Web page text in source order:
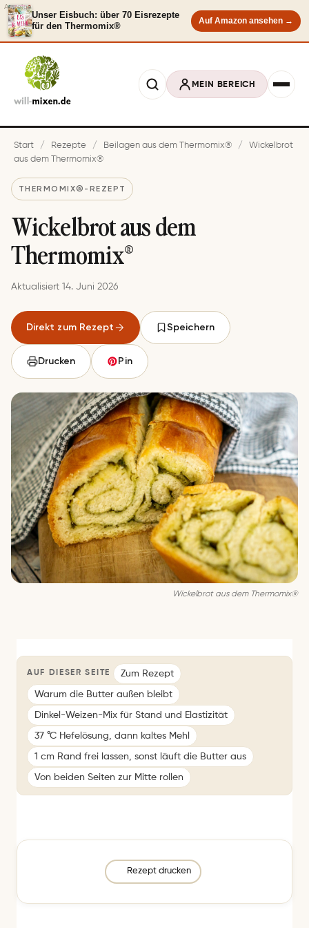
Anzeige
Unser Eisbuch: über 70 Eisrezepte
für den Thermomix®
Auf Amazon ansehen →
MEIN BEREICH
Start / Rezepte / Beilagen aus dem Thermomix® /
Wickelbrot
aus dem Thermomix®
THERMOMIX®-REZEPT
Wickelbrot aus dem
Thermomix®
Aktualisiert 14. Juni 2026
Direkt zum Rezept Speichern
Drucken Pin
Wickelbrot aus dem Thermomix®
AUF DIESER SEITE Zum Rezept
Warum die Butter außen bleibt
Dinkel-Weizen-Mix für Stand und Elastizität
37 °C Hefelösung, dann kaltes Mehl
1 cm Rand frei lassen, sonst läuft die Butter aus
Von beiden Seiten zur Mitte rollen
Rezept drucken